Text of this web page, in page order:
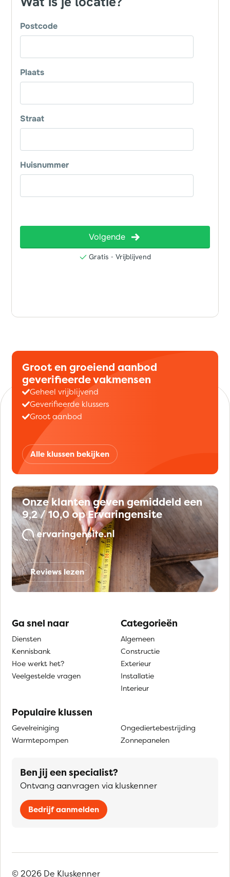
Groot en groeiend aanbod
geverifieerde vakmensen
Geheel vrijblijvend
Geverifieerde klussers
Groot aanbod
Alle klussen bekijken
Onze klanten geven gemiddeld een
9,2 / 10,0 op Ervaringensite
Reviews lezen
Ga snel naar
Diensten
Kennisbank
Hoe werkt het?
Veelgestelde vragen
Categorieën
Algemeen
Constructie
Exterieur
Installatie
Interieur
Populaire klussen
Gevelreiniging
Warmtepompen
Ongediertebestrijding
Zonnepanelen
Ben jij een specialist?
Ontvang aanvragen via kluskenner
Bedrijf aanmelden
© 2026 De Kluskenner